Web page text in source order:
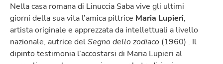
Nella casa romana di Linuccia Saba vive gli ultimi
giorni della sua vita l’amica pittrice Maria Lupieri,
artista originale e apprezzata da intellettuali a livello
nazionale, autrice delSegno dello zodiaco (1960) . Il
dipinto testimonia l’accostarsi di Maria Lupieri al